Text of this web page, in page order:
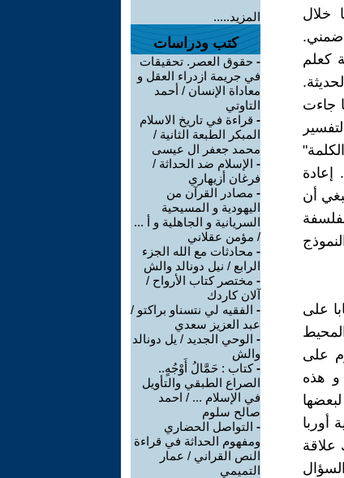
خلال
ضمني.
كعلم
جاءت
إعادة
أن
على
على
و هذه
أوربا
علاقة
المزيد.....
كتب ودراسات
- حقوق العصر. تحقيقات
في جريمة ازدراء العقل و
معاداة الإنسان / أحمد
التاوتي
- قراءة في تاريخ الاسلام
المبكر الطبعة الثانية /
محمد جعفر ال عيسى
- الإسلام ضد الحداثة /
فرغان أزيهاري
- مصادر القرآن من
اليهودية و المسيحية
السريانية و الجاهلية و أ ...
/ مؤمن عقلاني
- محادثات مع الله الجزء
الرابع / نيل دونالد والش
- مختصر كتاب الأرواح /
آلان كاردك
- الفقيه لي نتسناو براكتو /
عبد العزيز سعدي
- الوحي الجديد / يل دونالد
والش
-كتاب : حَمَّالُ أَوْجُهٍ..
الصراع الطبقي والتأويل
في الإسلام ... / احمد
صالح سلوم
- التواصل الحضاري
ومفهوم الحداثة في قراءة
النص القراني / عمار
التميمي